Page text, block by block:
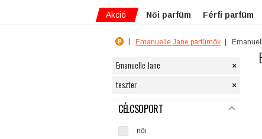
Akció Női parfüm Férfi parfüm
Emanuelle Jane parfümök
Emanuelle Jane ×
teszter ×
SZŰRÉS
CÉLCSOPORT
női